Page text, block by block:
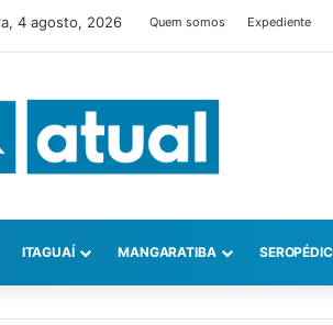
4 agosto, 2026 Quem somos Expediente
ITAGUAÍ MANGARATIBA